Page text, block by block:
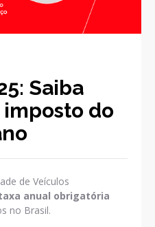
Saiba
do
de Veículos
anual obrigatória
no Brasil.